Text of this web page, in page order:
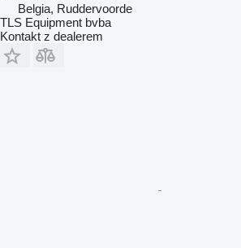
Belgia, Ruddervoorde
TLS Equipment bvba
Kontakt z dealerem